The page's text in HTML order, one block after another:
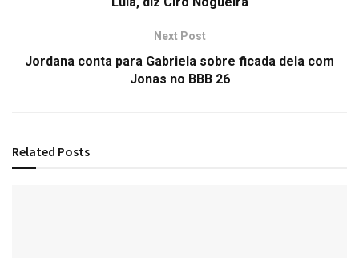
Next Post
Jordana conta para Gabriela sobre ficada dela com
Jonas no BBB 26
Related Posts